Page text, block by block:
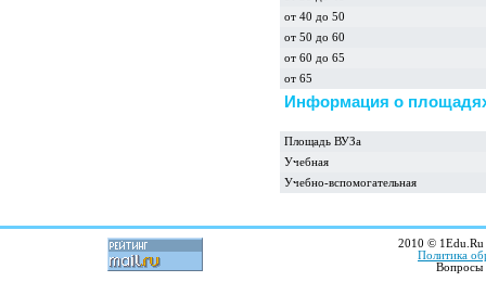
от 40 до 50
от 50 до 60
от 60 до 65
от 65
Информация о
Площадь ВУЗа
Учебная
Учебно-вспомогательная
2010 © 1Edu.Ru
Политика
Вопросы